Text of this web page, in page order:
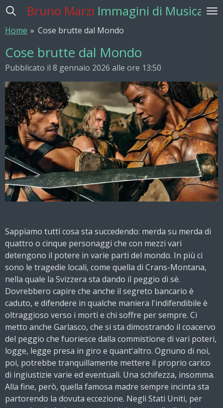
Vai
contenuto
principale
Bruno Marzi Immagini di Musica
Home » Cose brutte dal Mondo
Cose brutte dal Mondo
Pubblicato il 8 gennaio 2026 alle ore 13:50
Sappiamo tutti cosa sta succedendo: merda su merda di
quattro o cinque personaggi che con mezzi vari
detengono il potere in varie parti del mondo. In più ci
sono le tragedie locali, come quella di Crans-Montana,
nella quale la Svizzera sta dando il peggio di sè.
Dovrebbero capire che anche il segreto bancario è
caduto, e difendere in qualche maniera l'indifendibile è
oltraggioso verso i morti e chi soffre per sempre. Ci
metto anche Garlasco, che si sta dimostrando il coacervo
del peggio che fuoriesce dalla commistione di vari poteri,
logge, legge presa in giro e quant'altro. Ognuno di noi,
poi, potrebbe tranquillamente mettere il proprio carico
di ingiustizie varie ed eventuali. Una schifezza, insomma.
Alla fine, però, quella famosa madre sempre incinta sta
partorendo la dovuta eccezione. Negli Stati Uniti, per